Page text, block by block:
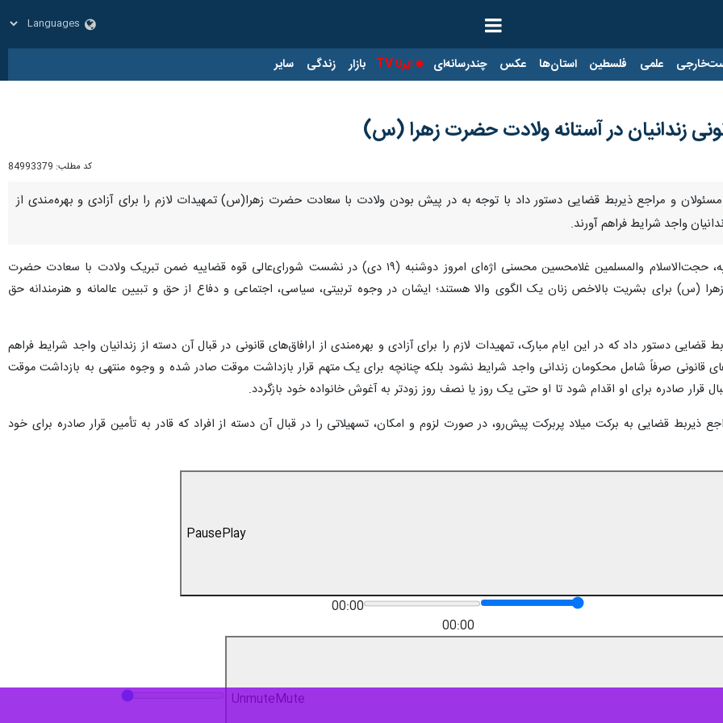
علمی فلسطین استان‌ها عکس چندرسانه‌ای ایرنا TV بازار زندگی سایر
زندانیان در آستانه ولادت حضرت زهرا (س)
کد مطلب: 84993379